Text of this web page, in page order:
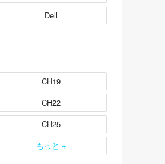
Dell
CH19
CH22
CH25
もっと +